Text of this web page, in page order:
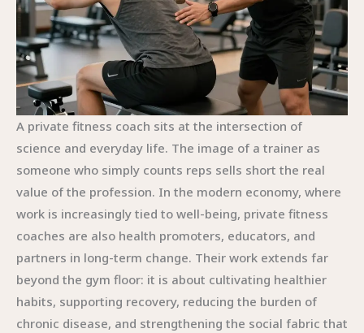
A private fitness coach sits at the intersection of
science and everyday life. The image of a trainer as
someone who simply counts reps sells short the real
value of the profession. In the modern economy, where
work is increasingly tied to well-being, private fitness
coaches are also health promoters, educators, and
partners in long-term change. Their work extends far
beyond the gym floor: it is about cultivating healthier
habits, supporting recovery, reducing the burden of
chronic disease, and strengthening the social fabric that